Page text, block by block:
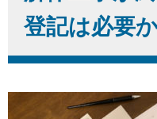
登記は必要